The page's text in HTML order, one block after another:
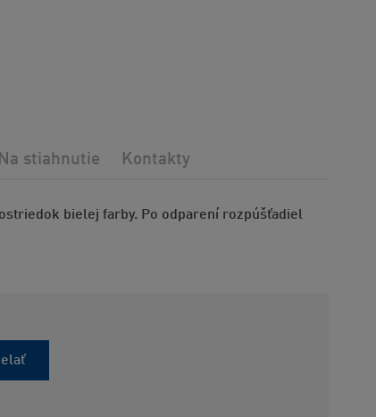
bielej farby. Po odparení rozpúšťadiel
Na stiahnutie Kontakty